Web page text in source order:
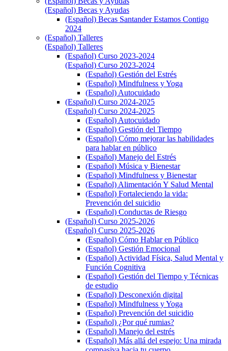
(Español) Becas y Ayudas
(Español) Becas Santander Estamos Contigo
2024
(Español) Talleres
(Español) Talleres
(Español) Curso 2023-2024
(Español) Curso 2023-2024
(Español) Gestión del Estrés
(Español) Mindfulness y Yoga
(Español) Autocuidado
(Español) Curso 2024-2025
(Español) Curso 2024-2025
(Español) Autocuidado
(Español) Gestión del Tiempo
(Español) Cómo mejorar las habilidades
para hablar en público
(Español) Manejo del Estrés
(Español) Música y Bienestar
(Español) Mindfulness y Bienestar
(Español) Alimentación Y Salud Mental
(Español) Fortaleciendo la vida:
Prevención del suicidio
(Español) Conductas de Riesgo
(Español) Curso 2025-2026
(Español) Curso 2025-2026
(Español) Cómo Hablar en Público
(Español) Gestión Emocional
(Español) Actividad Física, Salud Mental y
Función Cognitiva
(Español) Gestión del Tiempo y Técnicas
de estudio
(Español) Desconexión digital
(Español) Mindfulness y Yoga
(Español) Prevención del suicidio
(Español) ¿Por qué rumias?
(Español) Manejo del estrés
(Español) Más allá del espejo: Una mirada